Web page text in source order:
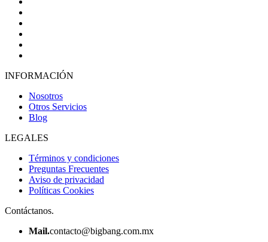
INFORMACIÓN
Nosotros
Otros Servicios
Blog
LEGALES
Términos y condiciones
Preguntas Frecuentes
Aviso de privacidad
Políticas Cookies
Contáctanos.
Mail.contacto@bigbang.com.mx